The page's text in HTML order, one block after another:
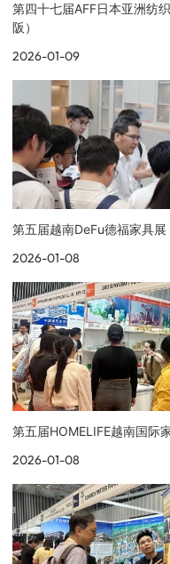
第四十七届AFF日本亚洲纺
阪）
2026-01-09
第五届越南DeFu德福家具展
2026-01-08
第五届HOMELIFE越南国际
2026-01-08